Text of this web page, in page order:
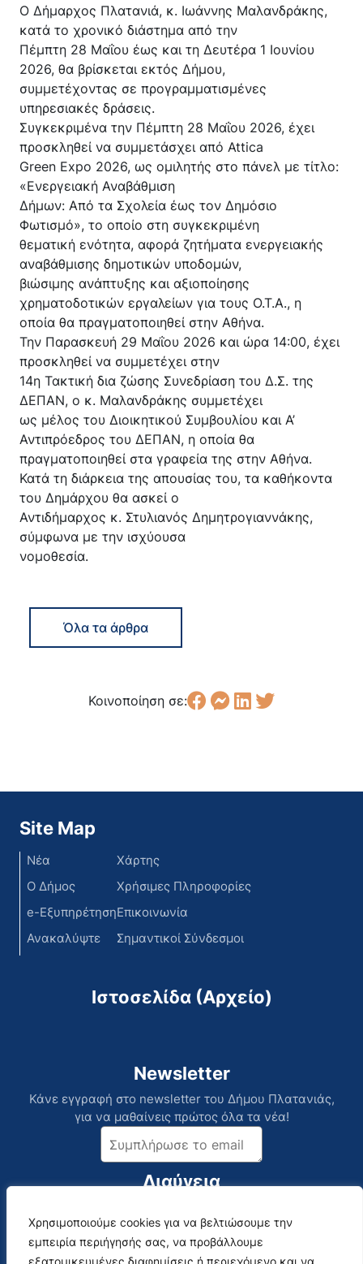
Χρησιμοποιούμε cookies για να βελτιώσουμε την
εμπειρία περιήγησής σας, να προβάλλουμε
εξατομικευμένες διαφημίσεις ή περιεχόμενο και να
Ο Δήμαρχος Πλατανιά, κ. Ιωάννης Μαλανδράκης,
κατά το χρονικό διάστημα από την
Πέμπτη 28 Μαΐου έως και τη Δευτέρα 1 Ιουνίου
2026, θα βρίσκεται εκτός Δήμου,
συμμετέχοντας σε προγραμματισμένες
υπηρεσιακές δράσεις.
Συγκεκριμένα την Πέμπτη 28 Μαΐου 2026, έχει
προσκληθεί να συμμετάσχει από Attica
Green Expo 2026, ως ομιλητής στο πάνελ με τίτλο:
«Ενεργειακή Αναβάθμιση
Δήμων: Από τα Σχολεία έως τον Δημόσιο
Φωτισμό», το οποίο στη συγκεκριμένη
θεματική ενότητα, αφορά ζητήματα ενεργειακής
αναβάθμισης δημοτικών υποδομών,
βιώσιμης ανάπτυξης και αξιοποίησης
χρηματοδοτικών εργαλείων για τους Ο.Τ.Α., η
οποία θα πραγματοποιηθεί στην Αθήνα.
Την Παρασκευή 29 Μαΐου 2026 και ώρα 14:00, έχει
προσκληθεί να συμμετέχει στην
14η Τακτική δια ζώσης Συνεδρίαση του Δ.Σ. της
ΔΕΠΑΝ, ο κ. Μαλανδράκης συμμετέχει
ως μέλος του Διοικητικού Συμβουλίου και Α’
Αντιπρόεδρος του ΔΕΠΑΝ, η οποία θα
πραγματοποιηθεί στα γραφεία της στην Αθήνα.
Κατά τη διάρκεια της απουσίας του, τα καθήκοντα
του Δημάρχου θα ασκεί ο
Αντιδήμαρχος κ. Στυλιανός Δημητρογιαννάκης,
σύμφωνα με την ισχύουσα
νομοθεσία.
Όλα τα άρθρα
Κοινοποίηση σε:
Site Map
Νέα
Ο Δήμος
e-Εξυπηρέτηση
Ανακαλύψτε
Χάρτης
Χρήσιμες Πληροφορίες
Επικοινωνία
Σημαντικοί Σύνδεσμοι
Ιστοσελίδα (Αρχείο)
Newsletter
Κάνε εγγραφή στο newsletter του Δήμου Πλατανιάς,
για να μαθαίνεις πρώτος όλα τα νέα!
Διαύγεια
Επικοινωνία
Αναλυτικός Κατάλογος
Social Media